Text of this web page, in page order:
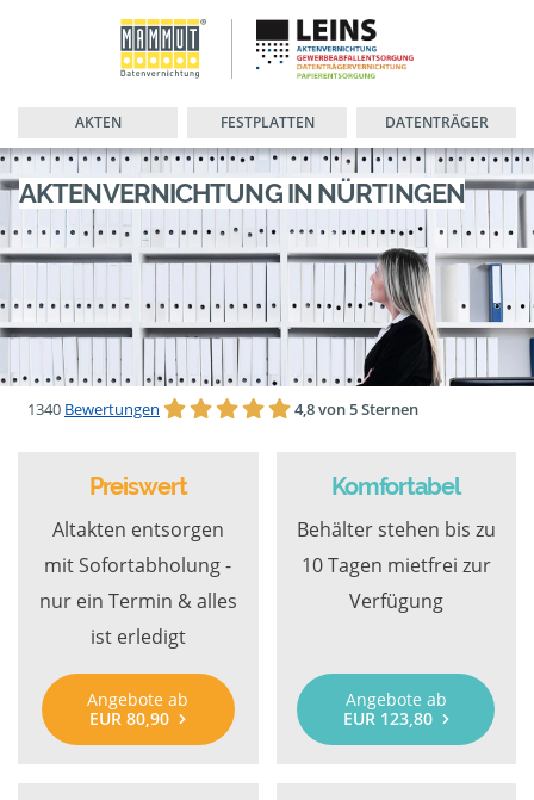
AKTEN FESTPLATTEN DATENTRÄGER
AKTENVERNICHTUNG IN NÜRTINGEN
1340 Bewertungen 4,8 von 5 Sternen
Preiswert
Altakten entsorgen
mit Sofortabholung -
nur ein Termin & alles
ist erledigt
Angebote ab
EUR 80,90
Komfortabel
Behälter stehen bis zu
10 Tagen mietfrei zur
Verfügung
Angebote ab
EUR 123,80